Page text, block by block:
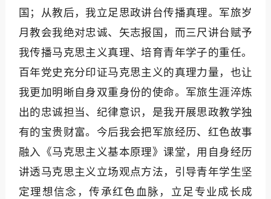
国；从教后，我立足思政讲台传播真理。军旅岁
月教会我绝对忠诚、矢志报国，而三尺讲台赋予
我传播马克思主义真理、培育青年学子的重任。
百年党史充分印证马克思主义的真理力量，也让
我更加明晰自身双重身份的使命。军旅生涯淬炼
出的忠诚担当、纪律意识，是我开展思政教学独
有的宝贵财富。今后我会把军旅经历、红色故事
融入《马克思主义基本原理》课堂，用自身经历
讲透马克思主义立场观点方法，引导青年学生坚
定理想信念，传承红色血脉，立足专业成长成